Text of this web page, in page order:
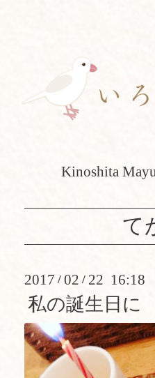
Kinoshita
て
2017 / 02 / 22 16:18
私の誕生日に